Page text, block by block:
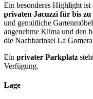
Ein besonderes Highlight ist
privaten Jacuzzi für bis zu
und gemütliche
angenehme Klima und den
die Nachbarinsel La
Ein privater Parkplatz
Verfügung.
Lage